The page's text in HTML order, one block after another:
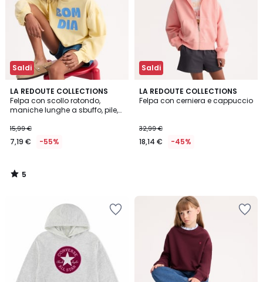
Saldi
LA REDOUTE COLLECTIONS
Felpa con scollo rotondo,
maniche lunghe a sbuffo, pile,
15,99 €
7,19 € -55%
5
/
5
5
/
Saldi
LA REDOUTE COLLECTIONS
Felpa con cerniera e cappuccio
32,99 €
18,14 € -45%